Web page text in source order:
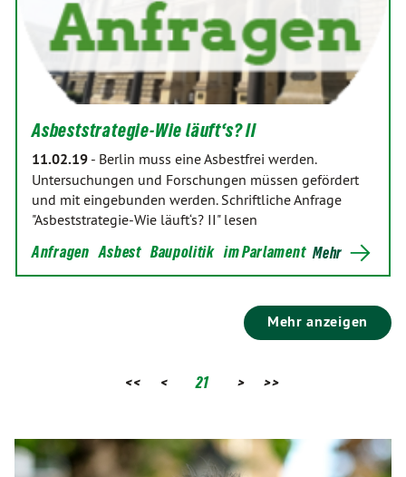
Asbeststrategie-Wie läuft‘s? II
11.02.19 - Berlin muss eine Asbestfrei werden.
Untersuchungen und Forschungen müssen gefördert
und mit eingebunden werden. Schriftliche Anfrage
"Asbeststrategie-Wie läuft‘s? II" lesen
Anfragen Asbest Baupolitik im Parlament Mehr
Mehr anzeigen
<< < 21 > >>